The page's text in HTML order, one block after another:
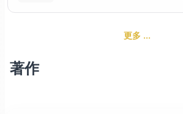
更多 ...
著作